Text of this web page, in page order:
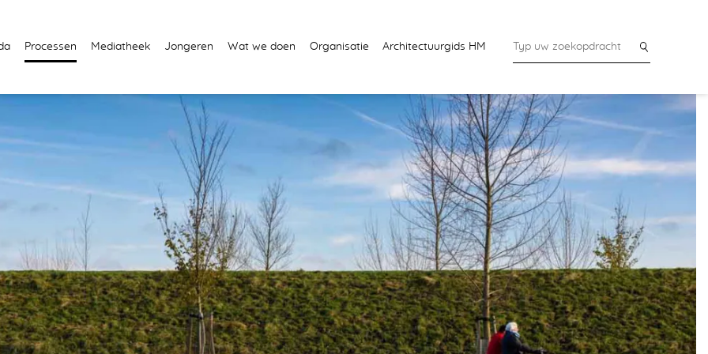
Processen Mediatheek Jongeren Wat we doen Organisatie Architectuurgids HM